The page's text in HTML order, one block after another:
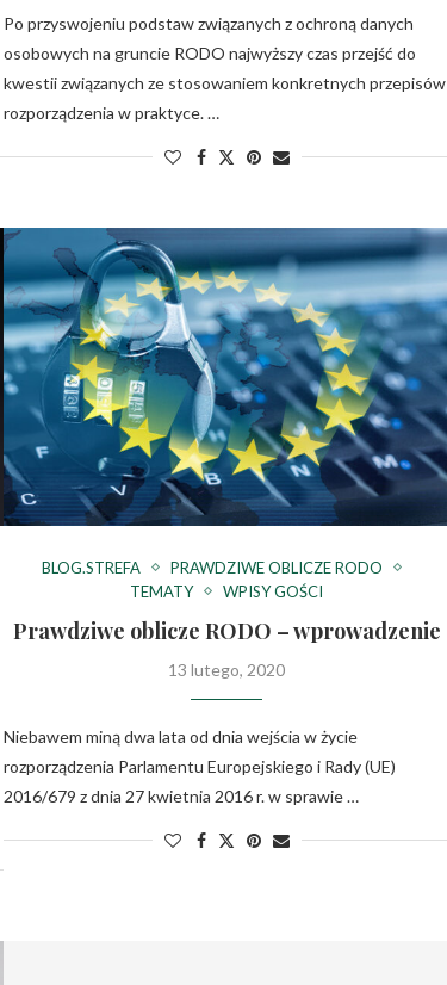
Po przyswojeniu podstaw związanych z ochroną danych
osobowych na gruncie RODO najwyższy czas przejść do
kwestii związanych ze stosowaniem konkretnych przepisów
rozporządzenia w praktyce. …
BLOG.STREFA
PRAWDZIWE OBLICZE RODO
TEMATY
WPISY GOŚCI
Prawdziwe oblicze RODO – wprowadzenie
13 lutego, 2020
Niebawem miną dwa lata od dnia wejścia w życie
rozporządzenia Parlamentu Europejskiego i Rady (UE)
2016/679 z dnia 27 kwietnia 2016 r. w sprawie …